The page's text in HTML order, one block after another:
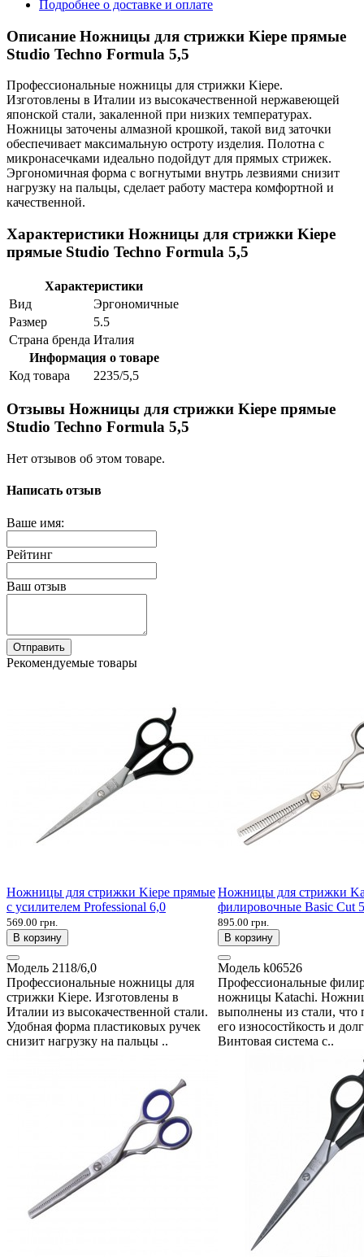
Подробнее о доставке и оплате
Описание Ножницы для стрижки Kiepe прямые
Studio Techno Formula 5,5
Профессиональные ножницы для стрижки Kiepe.
Изготовлены в Италии из высокачественной нержавеющей
японской стали, закаленной при низких температурах.
Ножницы заточены алмазной крошкой, такой вид заточки
обеспечивает максимальную остроту изделия. Полотна с
микронасечками идеально подойдут для прямых стрижек.
Эргономичная форма с вогнутыми внутрь лезвиями снизит
нагрузку на пальцы, сделает работу мастера комфортной и
качественной.
Характеристики Ножницы для стрижки Kiepe
прямые Studio Techno Formula 5,5
Характеристики
Вид
Эргономичные
Размер
5.5
Страна бренда Италия
Информация о товаре
Код товара
2235/5,5
Отзывы Ножницы для стрижки Kiepe прямые
Studio Techno Formula 5,5
Нет отзывов об этом товаре.
Написать отзыв
Ваше имя:
Рейтинг
Ваш отзыв
Отправить
Рекомендуемые товары
Ножницы для стрижки Kiepe прямые
с усилителем Professional 6,0
569.00 грн.
В корзину
Модель 2118/6,0
Профессиональные ножницы для
стрижки Kiepe. Изготовлены в
Италии из высокачественной стали.
Удобная форма пластиковых ручек
снизит нагрузку на пальцы ..
Ножницы для стрижки
филировочные Basic Cut
895.00 грн.
В корзину
Модель k06526
Профессиональные
ножницы Katachi.
выполнены из стали, что
его износостйкость и
Винтовая система с..